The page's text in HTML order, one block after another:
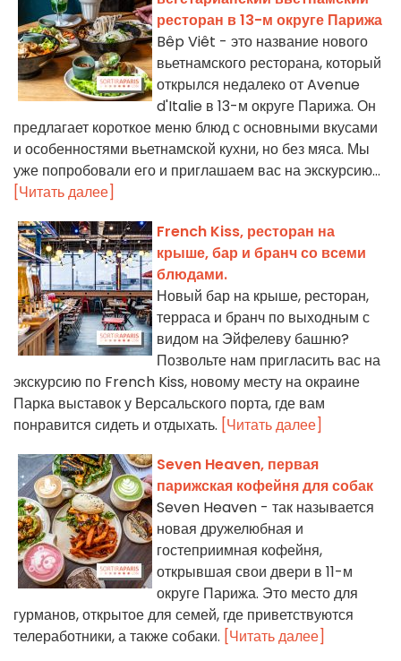
ресторан в 13-м округе Парижа
Bêp Viêt - это название нового
вьетнамского ресторана, который
открылся недалеко от Avenue
d'Italie в 13-м округе Парижа. Он
предлагает короткое меню блюд с основными вкусами
и особенностями вьетнамской кухни, но без мяса. Мы
уже попробовали его и приглашаем вас на экскурсию...
[Читать далее]
French Kiss, ресторан на
крыше, бар и бранч со всеми
блюдами.
Новый бар на крыше, ресторан,
терраса и бранч по выходным с
видом на Эйфелеву башню?
Позвольте нам пригласить вас на
экскурсию по French Kiss, новому месту на окраине
Парка выставок у Версальского порта, где вам
понравится сидеть и отдыхать. [Читать далее]
Seven Heaven, первая
парижская кофейня для собак
Seven Heaven - так называется
новая дружелюбная и
гостеприимная кофейня,
открывшая свои двери в 11-м
округе Парижа. Это место для
гурманов, открытое для семей, где приветствуются
телеработники, а также собаки. [Читать далее]